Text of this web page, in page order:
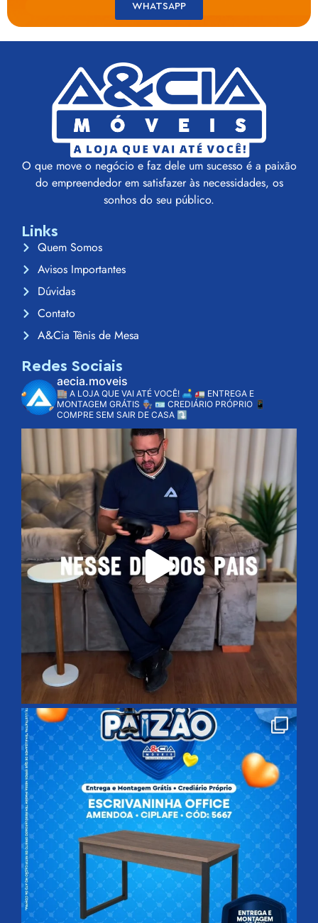
WHATSAPP
O que move o negócio e faz dele um sucesso é a paixão
do empreendedor em satisfazer às necessidades, os
sonhos do seu público.
Links
Quem Somos
Avisos Importantes
Dúvidas
Contato
A&Cia Tênis de Mesa
Redes Sociais
aecia.moveis
🏬 A LOJA QUE VAI ATÉ VOCÊ! 🛋️ 🚛 ENTREGA E
MONTAGEM GRÁTIS 👨🏽‍🔧 🪪 CREDIÁRIO PRÓPRIO 📱
COMPRE SEM SAIR DE CASA ⤵️